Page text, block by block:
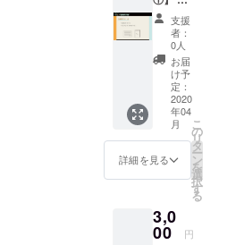
お礼
メッ
セージ
・デー
タパン
フレッ
（PDF
デー
タ）
支援
者：
0人
お届
け予
定：
2020
年04
月
詳細を見る
こ
の
リ
タ
ー
ン
を
選
択
す
る
3,0
00 円